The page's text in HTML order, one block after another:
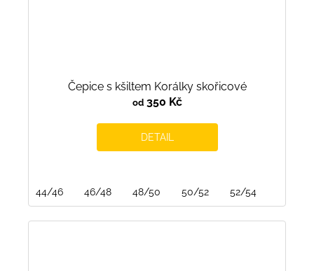
Čepice s kšiltem Korálky skořicové
od350 Kč
DETAIL
44/46 46/48 48/50 50/52 52/54